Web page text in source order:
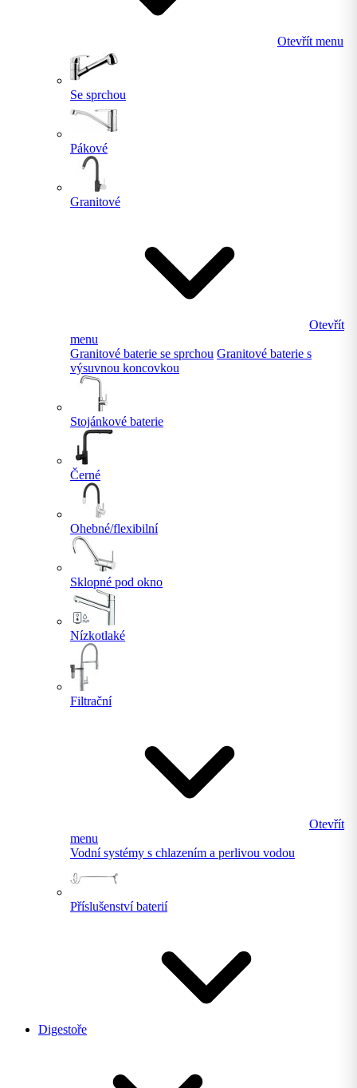
Otevřít menu
Se sprchou
Pákové
Granitové
Otevřít
menu
Granitové baterie se sprchou Granitové baterie s
výsuvnou koncovkou
Stojánkové baterie
Černé
Ohebné/flexibilní
Sklopné pod okno
Nízkotlaké
Filtrační
Otevřít
menu
Vodní systémy s chlazením a perlivou vodou
Příslušenství baterií
Digestoře